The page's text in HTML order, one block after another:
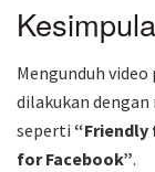
Mengunduh
dilakukan
seperti “Friendly
for Facebook”.